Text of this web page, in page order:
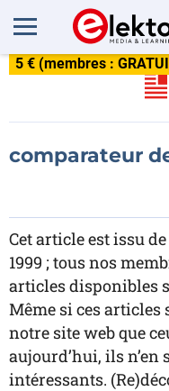
5 € (membres :
comparateur
Cet article est issu
1999 ; tous nos
articles disponibles
Même si ces
notre site web que
aujourd’hui, ils n’en
intéressants.